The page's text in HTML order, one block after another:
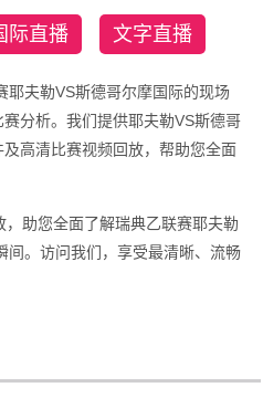
际直播 文字直播
夫勒VS斯德哥尔摩国际的现场
分析。我们提供耶夫勒VS斯德哥
高清比赛视频回放，帮助您全面
助您全面了解瑞典乙联赛耶夫勒
间。访问我们，享受最清晰、流畅